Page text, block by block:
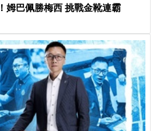
姆巴佩勝梅西 挑戰金靴連霸